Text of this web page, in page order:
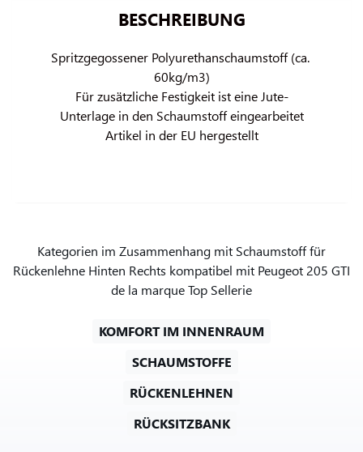
BESCHREIBUNG
Spritzgegossener Polyurethanschaumstoff (ca.
60kg/m3)
Für zusätzliche Festigkeit ist eine Jute-
Unterlage in den Schaumstoff eingearbeitet
Artikel in der EU hergestellt
Kategorien im Zusammenhang mit Schaumstoff für
Rückenlehne Hinten Rechts kompatibel mit Peugeot 205 GTI
de la marque Top Sellerie
KOMFORT IM INNENRAUM
SCHAUMSTOFFE
RÜCKENLEHNEN
RÜCKSITZBANK